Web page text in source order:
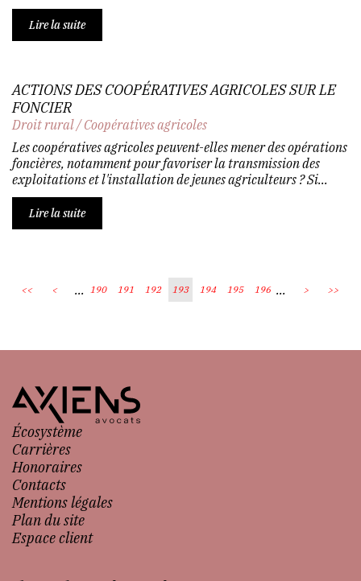
Lire la suite
ACTIONS DES COOPÉRATIVES AGRICOLES SUR LE
FONCIER
Droit rural/Coopératives agricoles
Les coopératives agricoles peuvent-elles mener des opérations
foncières, notamment pour favoriser la transmission des
exploitations et l'installation de jeunes agriculteurs ? Si...
Lire la suite
<< < ... 190 191 192 193 194 195 196 ... > >>
Écosystème
Carrières
Honoraires
Contacts
Mentions légales
Plan du site
Espace client